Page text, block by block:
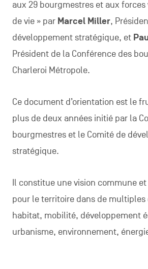
aux 29 bourgmestres et aux forces
de vie » par Marcel Miller,
développement stratégique, et
Président de la Conférence des
Charleroi Métropole.
Ce document d’orientation est le
plus de deux années initié par la
bourgmestres et le Comité de
stratégique.
Il constitue une vision commune
pour le territoire dans de multiples
habitat, mobilité, développement
urbanisme, environnement,